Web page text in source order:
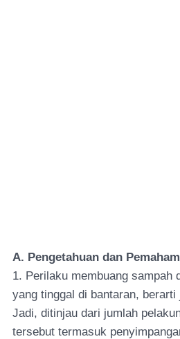
A. Pengetahuan dan
1. Perilaku membuang sampah
yang tinggal di bantaran,
Jadi, ditinjau dari jumlah
tersebut termasuk